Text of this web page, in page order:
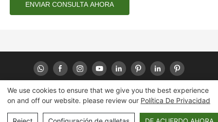
ENVIAR CONSULTA AHORA
Copyright © 2026 Huaheng -www.huahengpack.com|Mapa del
sitio
Política de privacidad
We use cookies to ensure that we give you the best experience
on and off our website. please review our Política De Privacidad